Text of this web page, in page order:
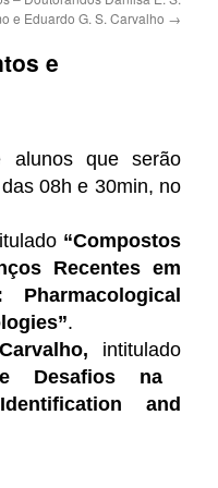
e Eduardo G. S. Carvalho →
e
alunos que serão
08h e 30min, no
“Compostos
Recentes em
Pharmacological
”.
, intitulado
e Desafios na
and